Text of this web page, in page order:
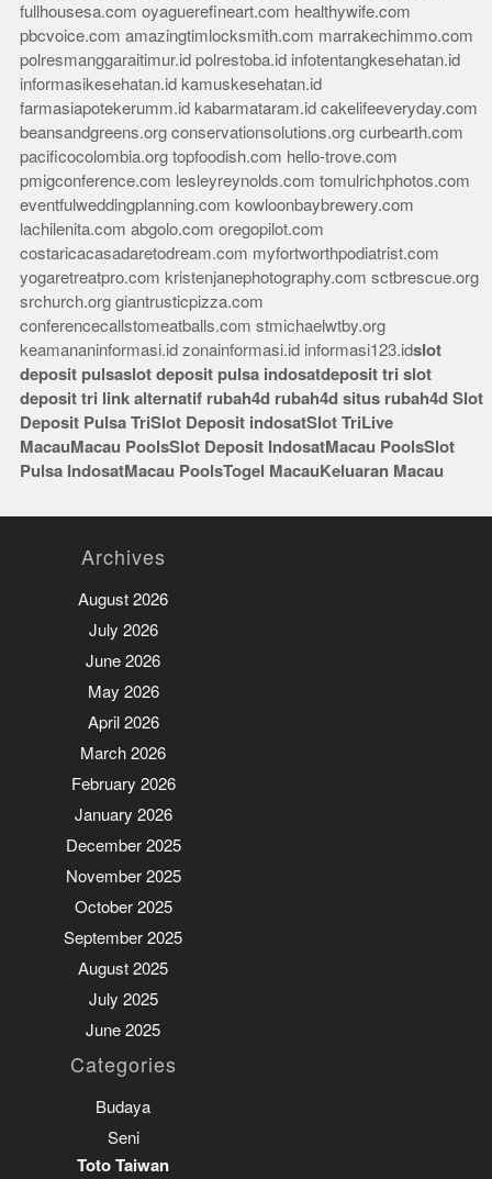
fullhousesa.com oyaguerefineart.com healthywife.com
pbcvoice.com amazingtimlocksmith.com marrakechimmo.com
polresmanggaraitimur.id polrestoba.id infotentangkesehatan.id
informasikesehatan.id kamuskesehatan.id
farmasiapotekerumm.id kabarmataram.id cakelifeeveryday.com
beansandgreens.org conservationsolutions.org curbearth.com
pacificocolombia.org topfoodish.com hello-trove.com
pmigconference.com lesleyreynolds.com tomulrichphotos.com
eventfulweddingplanning.com kowloonbaybrewery.com
lachilenita.com abgolo.com oregopilot.com
costaricacasadaretodream.com myfortworthpodiatrist.com
yogaretreatpro.com kristenjanephotography.com sctbrescue.org
srchurch.org giantrusticpizza.com
conferencecallstomeatballs.com stmichaelwtby.org
keamananinformasi.id zonainformasi.id informasi123.idslot
deposit pulsaslot deposit pulsa indosatdeposit tri slot
deposit tri link alternatif rubah4d rubah4d situs rubah4d Slot
Deposit Pulsa TriSlot Deposit indosatSlot TriLive
MacauMacau PoolsSlot Deposit IndosatMacau PoolsSlot
Pulsa IndosatMacau PoolsTogel MacauKeluaran Macau
Archives
August 2026
July 2026
June 2026
May 2026
April 2026
March 2026
February 2026
January 2026
December 2025
November 2025
October 2025
September 2025
August 2025
July 2025
June 2025
Categories
Budaya
Seni
Toto Taiwan